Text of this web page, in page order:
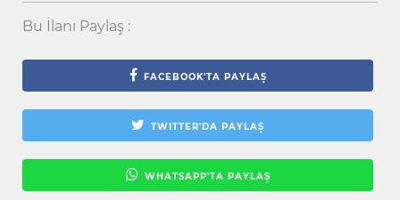
Bu İlanı Paylaş :
FACEBOOK'TA PAYLAŞ
TWITTER'DA PAYLAŞ
WHATSAPP'TA PAYLAŞ